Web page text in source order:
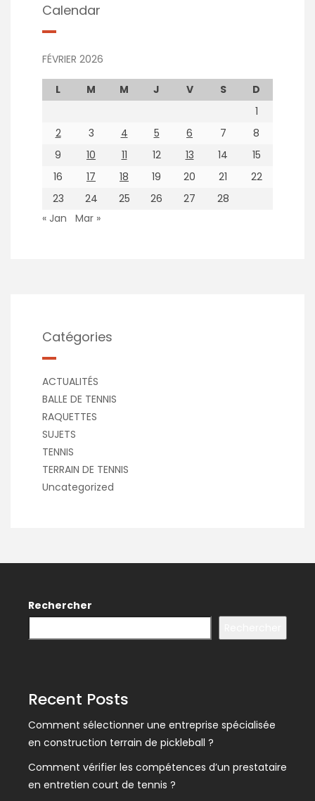
Calendar
FÉVRIER 2026
L M M J V S
D
1
2
3 4 5 6 7
8
9
10 11 12 13 14
15
16
17 18 19 20 21
22
23
24 25 26 27
28
« Jan
Mar »
Catégories
ACTUALITÉS
BALLE DE TENNIS
RAQUETTES
SUJETS
TENNIS
TERRAIN DE TENNIS
Uncategorized
Rechercher
Recent Posts
Comment sélectionner une entreprise spécialisée
en construction terrain de pickleball ?
Comment vérifier les compétences d’un prestataire
en entretien court de tennis ?